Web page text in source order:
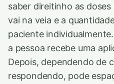
saber direitinho as
vai na veia e a
paciente
a pessoa recebe uma
Depois, dependendo de
respondendo, pode